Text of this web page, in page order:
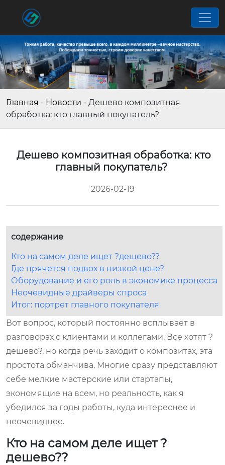
Главная - Новости - Дешево композитная
обработка: кто главный покупатель?
Дешево композитная обработка: кто
главный покупатель?
2026-02-19
содержание
Кто на самом деле ищет ?дешево??
Где прячется подвох в низкой цене?
Оборудование и его роль в экономике процесса
Неочевидные драйверы спроса
Итог: портрет главного покупателя
Вот вопрос, который постоянно всплывает в
разговорах с клиентами и коллегами. Все хотят ?
дешево?, но когда речь заходит о композитах, эта
простота обманчива. Многие сразу представляют
себе мелкие мастерские или стартапы,
экономящие на всем, но реальность, как я
убедился за годы работы, куда интереснее и
неочевиднее.
Кто на самом деле ищет ?
дешево??